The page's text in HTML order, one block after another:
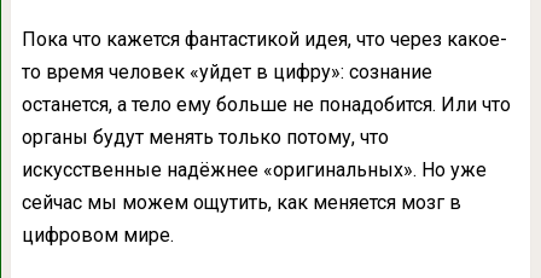
Пока что кажется фантастикой идея, что через какое-
то время человек «уйдет в цифру»: сознание
останется, а тело ему больше не понадобится. Или что
органы будут менять только потому, что
искусственные надёжнее «оригинальных». Но уже
сейчас мы можем ощутить, как меняется мозг в
цифровом мире.